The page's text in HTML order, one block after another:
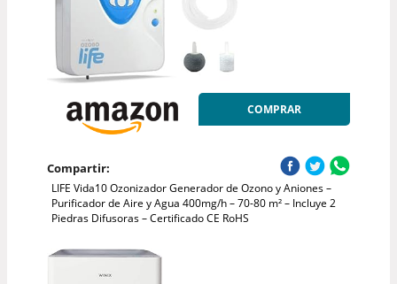
COMPRAR
Compartir:
LIFE Vida10 Ozonizador Generador de Ozono y Aniones –
Purificador de Aire y Agua 400mg/h – 70-80 m² – Incluye 2
Piedras Difusoras – Certificado CE RoHS